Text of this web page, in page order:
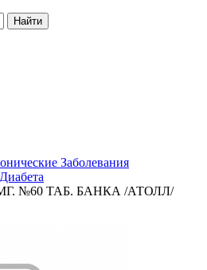
Найти
Заболевания
№60 ТАБ. БАНКА /АТОЛЛ/